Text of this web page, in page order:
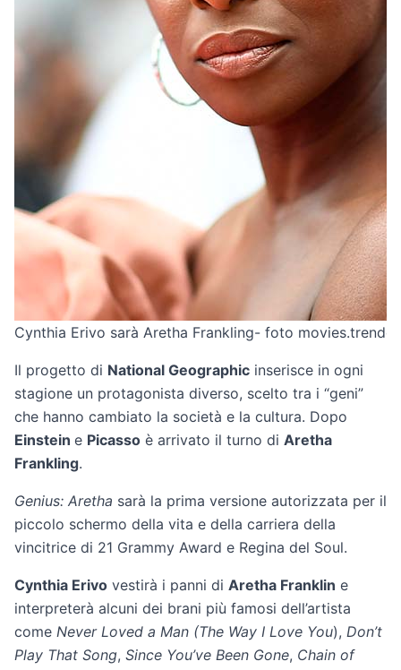
Cynthia Erivo sarà Aretha Frankling- foto
Il progetto di National Geographic inserisce in ogni
stagione un protagonista diverso, scelto tra i “geni”
che hanno cambiato la società e la cultura. Dopo
Einstein e Picasso è arrivato il turno di Aretha
Frankling.
Genius: Aretha sarà la prima versione autorizzata per il
piccolo schermo della vita e della carriera della
vincitrice di 21 Grammy Award e Regina del Soul.
Cynthia Erivo vestirà i panni di Aretha Franklin e
interpreterà alcuni dei brani più famosi dell’artista
come Never Loved a Man (The Way I Love You), Don’t
Play That Song, Since You’ve Been Gone, Chain of